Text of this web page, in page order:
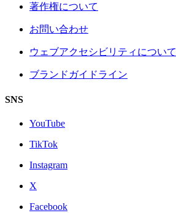
著作権について
お問い合わせ
ウェブアクセシビリティについて
ブランドガイドライン
SNS
YouTube
TikTok
Instagram
X
Facebook